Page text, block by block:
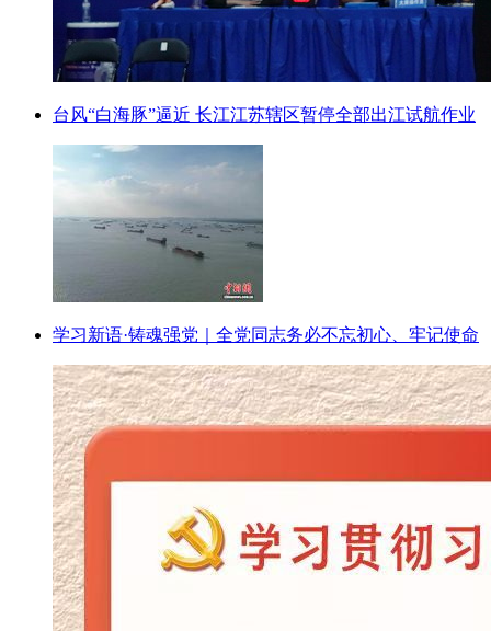
台风“白海豚”逼近 长江江苏辖区暂停全部出江试航作业
学习新语·铸魂强党｜全党同志务必不忘初心、牢记使命